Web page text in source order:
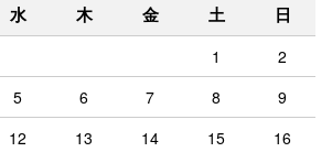
水 木 金 土 日
1
2
5 6 7 8
9
12 13 14 15
16